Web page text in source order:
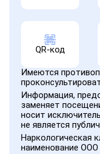
Имеются
Информация,
заменяет
носит
не является
Наркологическая
наименование
QR-код